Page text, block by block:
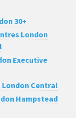
30+
London
Executive
London Central
Hampstead